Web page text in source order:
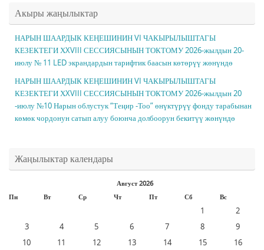
Акыры жаңылыктар
НАРЫН ШААРДЫК КЕҢЕШИНИН VI ЧАКЫРЫЛЫШТАГЫ
КЕЗЕКТЕГИ ХXVIII СЕССИЯСЫНЫН ТОКТОМУ 2026-жылдын 20-
июлу № 11 LED экрандардын тарифтик баасын көтөрүү жөнүндө
НАРЫН ШААРДЫК КЕҢЕШИНИН VI ЧАКЫРЫЛЫШТАГЫ
КЕЗЕКТЕГИ ХXVIII СЕССИЯСЫНЫН ТОКТОМУ 2026-жылдын 20
-июлу №10 Нарын облустук “Теңир -Тоо” өнүктүрүү фонду тарабынан
көмөк чордонун сатып алуу боюнча долбоорун бекитүү жөнүндө
Жаңылыктар календары
Август 2026
Пн
Вт Ср Чт Пт Сб Вс
1
2
3
4 5 6 7 8
9
10
11 12 13 14 15
16